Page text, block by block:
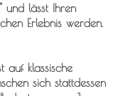
und lässt Ihren
Erlebnis werden.
auf klassische
sich stattdessen